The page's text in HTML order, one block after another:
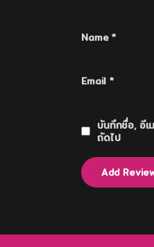
Name*
Email*
บันทึกชื่อ, อีเ
ถัดไป